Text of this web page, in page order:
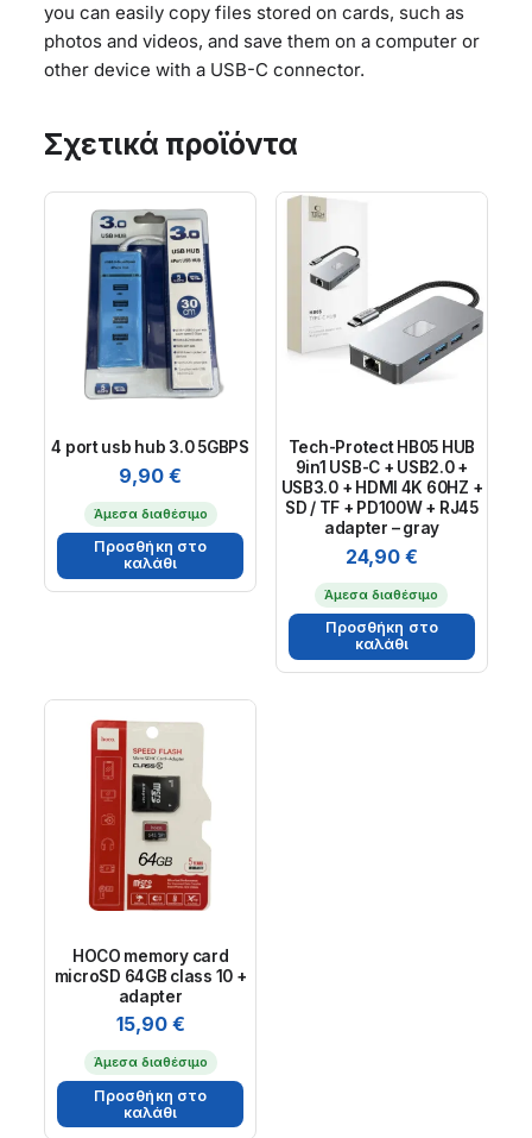
you can easily copy files stored on cards, such as
photos and videos, and save them on a computer or
other device with a USB-C connector.
Σχετικά προϊόντα
4 port usb hub 3.0 5GBPS
9,90€
Άμεσα διαθέσιμο
Προσθήκη στο
καλάθι
Tech-Protect HB05 HUB
9in1 USB-C + USB2.0 +
USB3.0 + HDMI 4K 60HZ +
SD / TF + PD100W + RJ45
adapter – gray
24,90 €
Άμεσα διαθέσιμο
Προσθήκη στο
καλάθι
HOCO memory card
microSD 64GB class 10 +
adapter
15,90 €
Άμεσα διαθέσιμο
Προσθήκη στο
καλάθι